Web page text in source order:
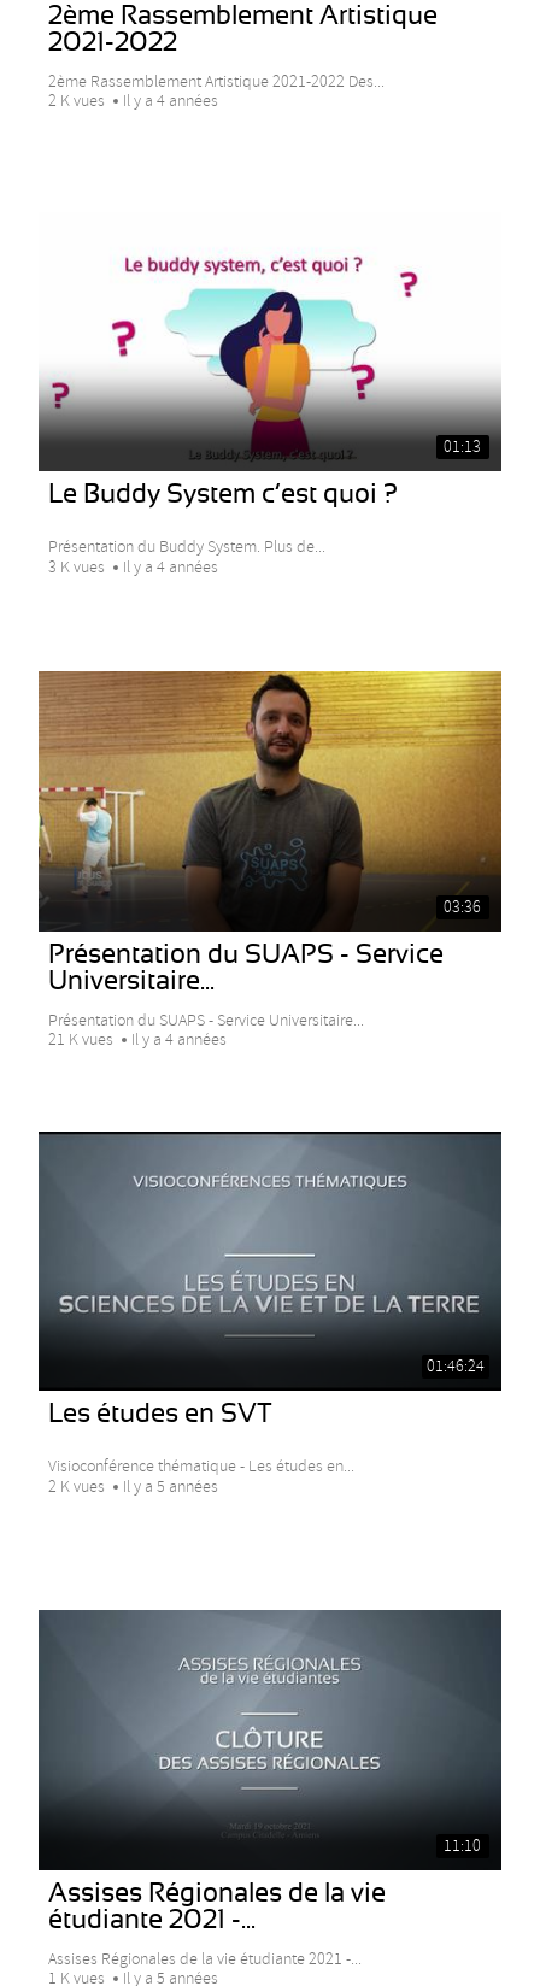
2ème Rassemblement Artistique
2021-2022
2ème Rassemblement Artistique 2021-2022 Des...
2 K vues
Il y a 4 années
01:13
Le Buddy System c’est quoi ?
Présentation du Buddy System. Plus de...
3 K vues
Il y a 4 années
03:36
Présentation du SUAPS - Service
Universitaire...
Présentation du SUAPS - Service Universitaire...
21 K vues
Il y a 4 années
01:46:24
Les études en SVT
Visioconférence thématique - Les études en...
2 K vues
Il y a 5 années
11:10
Assises Régionales de la vie
étudiante 2021 -...
Assises Régionales de la vie étudiante 2021 -...
1 K vues
Il y a 5 années